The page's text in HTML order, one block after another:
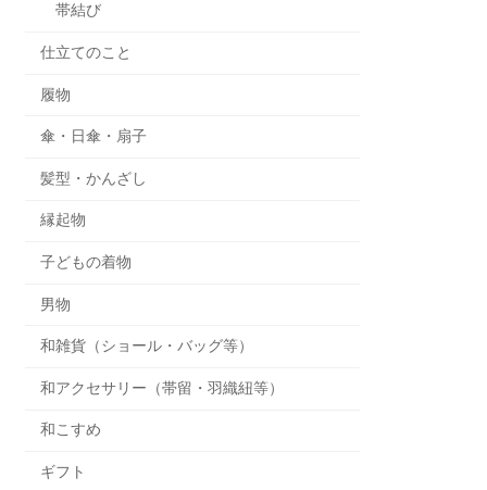
帯結び
仕立てのこと
履物
傘・日傘・扇子
髪型・かんざし
縁起物
子どもの着物
男物
和雑貨（ショール・バッグ等）
和アクセサリー（帯留・羽織紐等）
和こすめ
ギフト